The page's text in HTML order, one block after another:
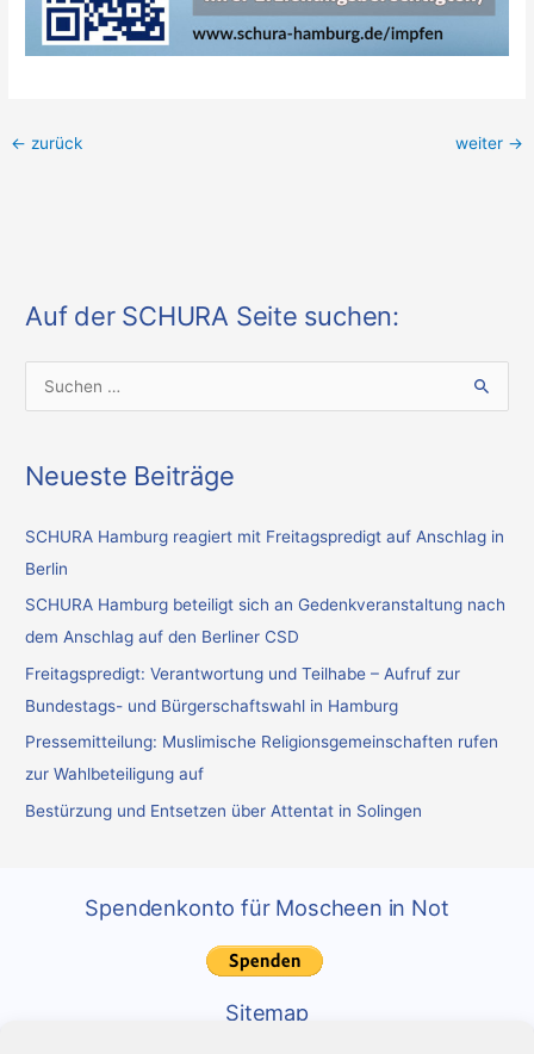
← zurück weiter →
Auf der SCHURA Seite suchen:
h
a
c
h
:
Neueste Beiträge
SCHURA Hamburg reagiert mit Freitagspredigt auf Anschlag in
Berlin
SCHURA Hamburg beteiligt sich an Gedenkveranstaltung nach
dem Anschlag auf den Berliner CSD
Freitagspredigt: Verantwortung und Teilhabe – Aufruf zur
Bundestags- und Bürgerschaftswahl in Hamburg
Pressemitteilung: Muslimische Religionsgemeinschaften rufen
zur Wahlbeteiligung auf
Bestürzung und Entsetzen über Attentat in Solingen
Spendenkonto für Moscheen in Not
Sitemap